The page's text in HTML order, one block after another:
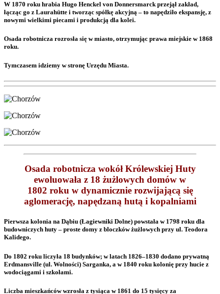
W 1870 roku hrabia Hugo Henckel von Donnersmarck przejął zakład,
łącząc go z Laurahütte i tworząc spółkę akcyjną – to napędziło ekspansję, z
nowymi wielkimi piecami i produkcją dla kolei.
Osada robotnicza rozrosła się w miasto, otrzymując prawa miejskie w 1868
roku.
Tymczasem idziemy w stronę Urzędu Miasta.
Osada robotnicza wokół Królewskiej Huty
ewoluowała z 18 żużlowych domów w
1802 roku w dynamicznie rozwijającą się
aglomerację, napędzaną hutą i kopalniami
Pierwsza kolonia na Dąbiu (Łagiewniki Dolne) powstała w 1798 roku dla
budowniczych huty – proste domy z bloczków żużlowych przy ul. Teodora
Kalidego.
Do 1802 roku liczyła 18 budynków; w latach 1826–1830 dodano prywatną
Erdmansville (ul. Wolności) Sarganka, a w 1840 roku kolonię przy hucie z
wodociągami i szkołami.
Liczba mieszkańców wzrosła z tysiąca w 1861 do 15 tysięcy za